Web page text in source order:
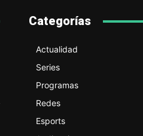
Categorías
Actualidad
Series
Programas
Redes
Esports